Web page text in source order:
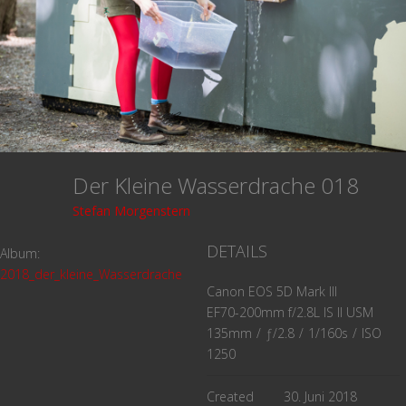
Der Kleine Wasserdrache 018
Stefan Morgenstern
Album:
2018_der_kleine_Wasserdrache
DETAILS
Canon EOS 5D Mark III
EF70-200mm f/2.8L IS II USM
135mm / ƒ/2.8 / 1/160s / ISO
1250
Created 30. Juni 2018